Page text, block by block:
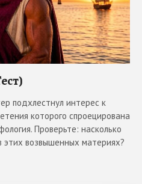
подхлестнул интерес к
которого спроецирована
Проверьте: насколько
возвышенных материях?